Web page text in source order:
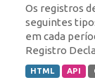
Os registros
seguintes
em cada
Registro
HTML API